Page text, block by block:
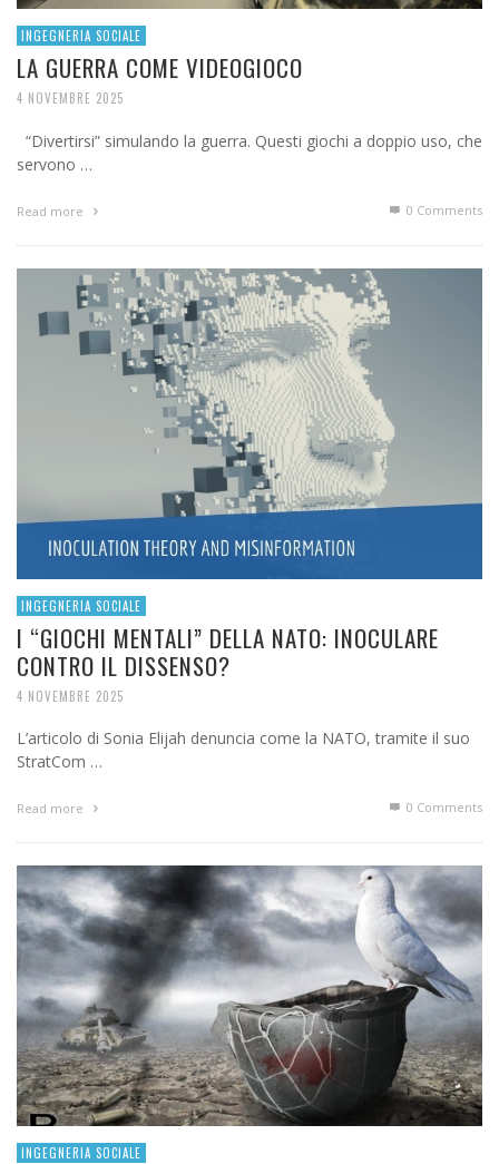
INGEGNERIA SOCIALE
LA GUERRA COME VIDEOGIOCO
4 NOVEMBRE 2025
“Divertirsi” simulando la guerra. Questi giochi a doppio uso, che
servono …
Read more 0 Comments
INGEGNERIA SOCIALE
I “GIOCHI MENTALI” DELLA NATO: INOCULARE
CONTRO IL DISSENSO?
4 NOVEMBRE 2025
L’articolo di Sonia Elijah denuncia come la NATO, tramite il suo
StratCom …
Read more 0 Comments
INGEGNERIA SOCIALE